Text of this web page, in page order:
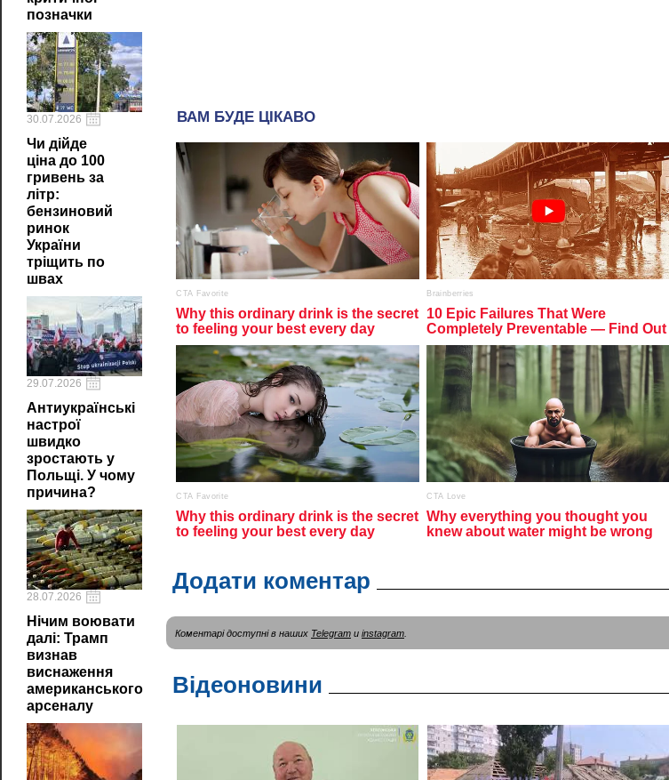
позначки
30.07.2026
Чи дійде
ціна до 100
гривень за
літр:
бензиновий
ринок
України
тріщить по
швах
29.07.2026
Антиукраїнські
настрої
швидко
зростають у
Польщі. У чому
причина?
28.07.2026
Нічим воювати
далі: Трамп
визнав
виснаження
американського
арсеналу
Додати коментар
Коментарі доступні в наших Telegram и instagram
Відеоновини